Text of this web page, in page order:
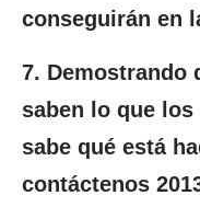
conseguirán en
7. Demostrando
saben lo que
sabe qué está
contáctenos